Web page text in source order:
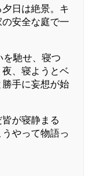
日は絶景。キ
安全な庭で一
馳せ、寝つ
、寝ようとベ
手に妄想が始
が寝静まる
やって物語っ